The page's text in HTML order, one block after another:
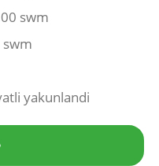
swm
swm
yakunlandi